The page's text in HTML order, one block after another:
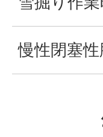
慢性閉塞